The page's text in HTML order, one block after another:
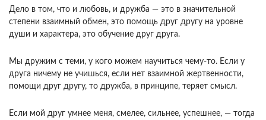
Дело в том, что и любовь, и дружба — это в значительной
степени взаимный обмен, это помощь друг другу на уровне
души и характера, это обучение друг друга.
Мы дружим с теми, у кого можем научиться чему-то. Если у
друга ничему не учишься, если нет взаимной жертвенности,
помощи друг другу, то дружба, в принципе, теряет смысл.
Если мой друг умнее меня, смелее, сильнее, успешнее, — тогда